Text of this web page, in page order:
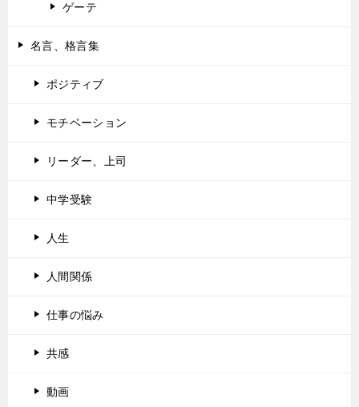
ゲーテ
名言、格言集
ポジティブ
モチベーション
リーダー、上司
中学受験
人生
人間関係
仕事の悩み
共感
動画